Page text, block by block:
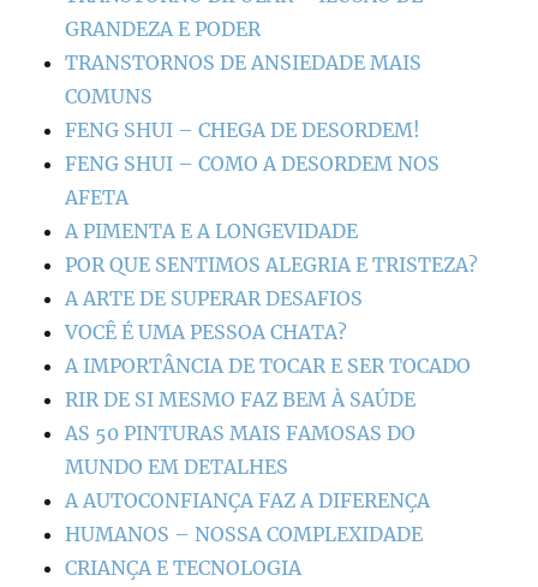
GRANDEZA E PODER
TRANSTORNOS DE ANSIEDADE MAIS
COMUNS
FENG SHUI – CHEGA DE DESORDEM!
FENG SHUI – COMO A DESORDEM NOS
AFETA
A PIMENTA E A LONGEVIDADE
POR QUE SENTIMOS ALEGRIA E TRISTEZA?
A ARTE DE SUPERAR DESAFIOS
VOCÊ É UMA PESSOA CHATA?
A IMPORTÂNCIA DE TOCAR E SER TOCADO
RIR DE SI MESMO FAZ BEM À SAÚDE
AS 50 PINTURAS MAIS FAMOSAS DO
MUNDO EM DETALHES
A AUTOCONFIANÇA FAZ A DIFERENÇA
HUMANOS – NOSSA COMPLEXIDADE
CRIANÇA E TECNOLOGIA